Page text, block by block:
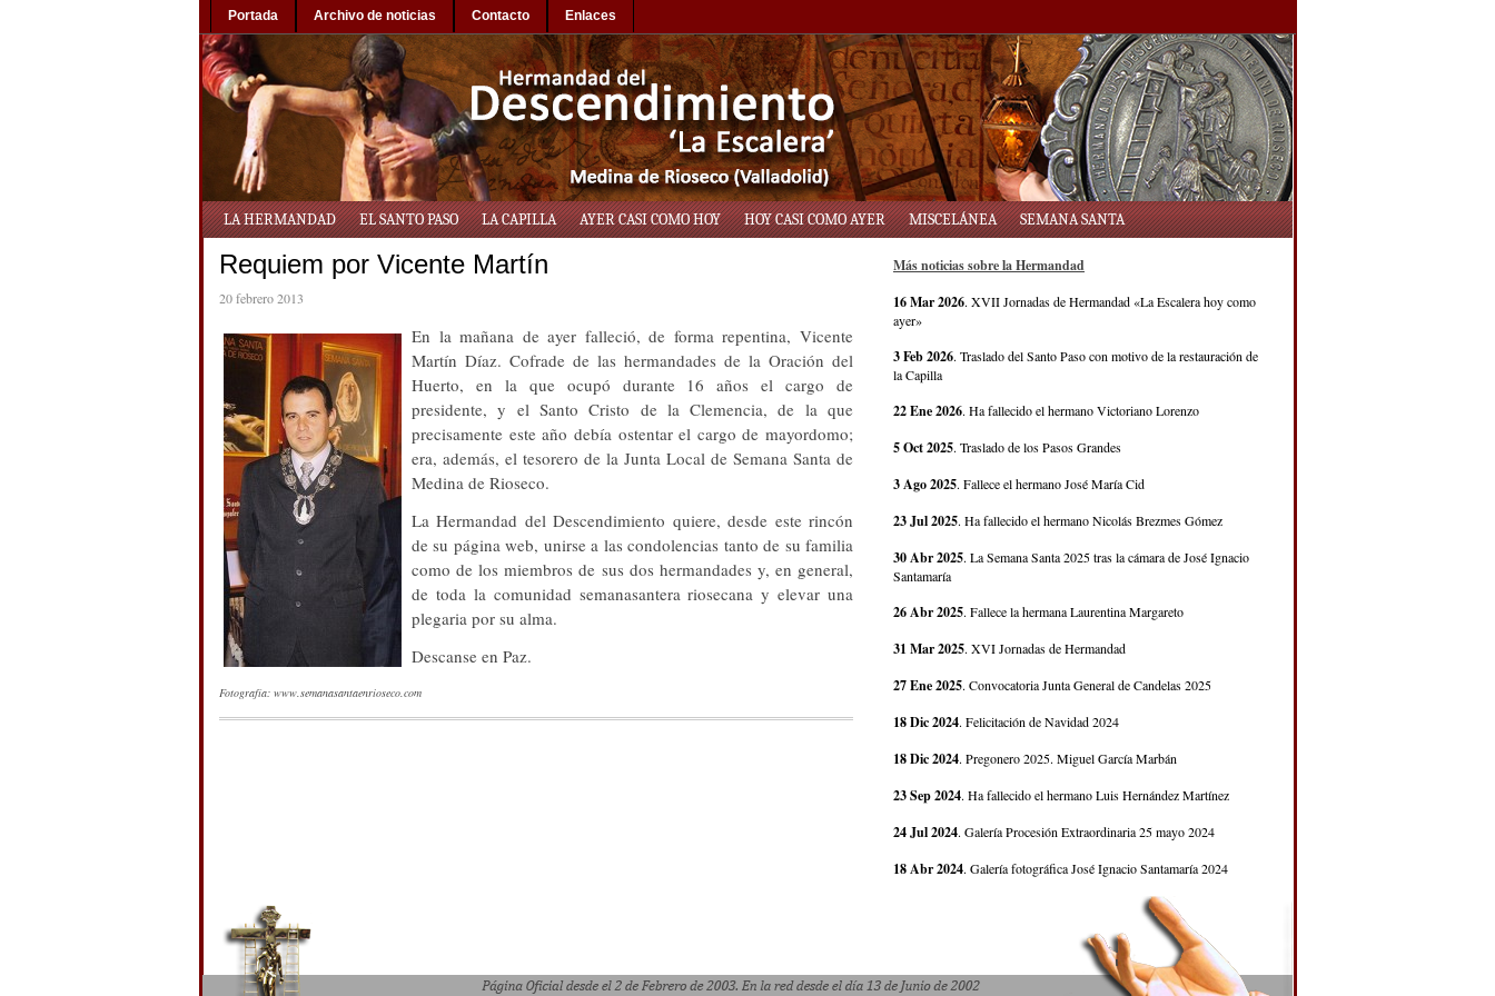
Portada Archivo de noticias Contacto Enlaces
LA HERMANDAD EL SANTO PASO LA CAPILLA AYER CASI COMO HOY HOY CASI COMO AYER MISCELÁNEA SEMANA SANTA
Requiem por Vicente Martín
20 febrero 2013
En la mañana de ayer falleció, de forma repentina, Vicente
Martín Díaz. Cofrade de las hermandades de la Oración del
Huerto, en la que ocupó durante 16 años el cargo de
presidente, y el Santo Cristo de la Clemencia, de la que
precisamente este año debía ostentar el cargo de mayordomo;
era, además, el tesorero de la Junta Local de Semana Santa de
Medina de Rioseco.
La Hermandad del Descendimiento quiere, desde este rincón
de su página web, unirse a las condolencias tanto de su familia
como de los miembros de sus dos hermandades y, en general,
de toda la comunidad semanasantera riosecana y elevar una
plegaria por su alma.
Descanse en Paz.
Fotografía: www.semanasantaenrioseco.com
Más noticias sobre la Hermandad
16 Mar 2026. XVII Jornadas de Hermandad «La Escalera hoy como
ayer»
3 Feb 2026. Traslado del Santo Paso con motivo de la restauración de
la Capilla
22 Ene 2026. Ha fallecido el hermano Victoriano Lorenzo
5 Oct 2025. Traslado de los Pasos Grandes
3 Ago 2025. Fallece el hermano José María Cid
23 Jul 2025. Ha fallecido el hermano Nicolás Brezmes Gómez
30 Abr 2025. La Semana Santa 2025 tras la cámara de José Ignacio
Santamaría
26 Abr 2025. Fallece la hermana Laurentina Margareto
31 Mar 2025. XVI Jornadas de Hermandad
27 Ene 2025. Convocatoria Junta General de Candelas 2025
18 Dic 2024. Felicitación de Navidad 2024
18 Dic 2024. Pregonero 2025. Miguel García Marbán
23 Sep 2024. Ha fallecido el hermano Luis Hernández Martínez
24 Jul 2024. Galería Procesión Extraordinaria 25 mayo 2024
18 Abr 2024. Galería fotográfica José Ignacio Santamaría 2024